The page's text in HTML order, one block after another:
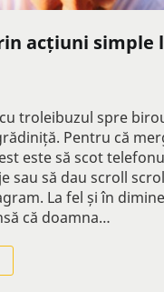
acțiuni simple
troleibuzul spre
Pentru că
este să scot
sau să dau scroll
La fel și în
că doamna…